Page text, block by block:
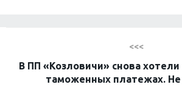
<<<
В ПП «Козловичи» снова хотели
таможенных платежах. Не